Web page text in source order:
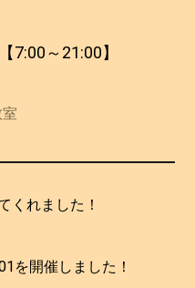
7:00～21:00】
くれました！
を開催しました！